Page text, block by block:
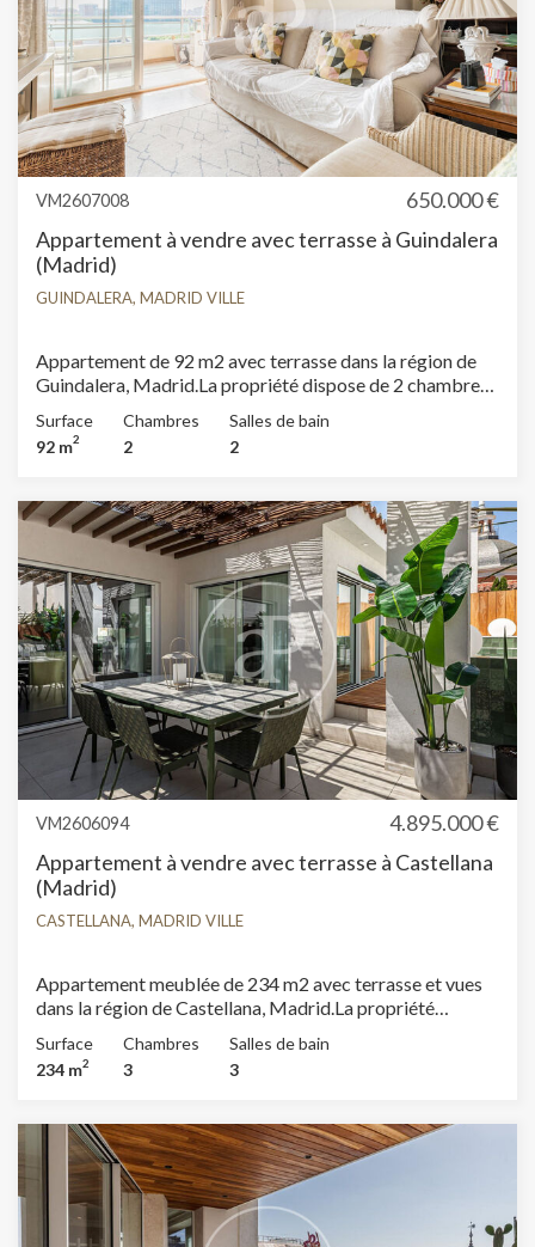
VM2607008
650.000 €
Appartement à vendre avec terrasse à Guindalera
(Madrid)
GUINDALERA, MADRID VILLE
Appartement de 92 m2 avec terrasse dans la région de
Guindalera, Madrid.La propriété dispose de 2 chambres,
intégrées, balcon, chauffage et concierge.
Surface
92 m2
Chambres
2
Salles de bain
2
VM2606094
4.895.000 €
Appartement à vendre avec terrasse à Castellana
(Madrid)
CASTELLANA, MADRID VILLE
Appartement meublée de 234 m2 avec terrasse et vues
dans la région de Castellana, Madrid.La propriété
armoires intégrées, buanderie et concierge.
Surface
234 m2
Chambres
3
Salles de bain
3